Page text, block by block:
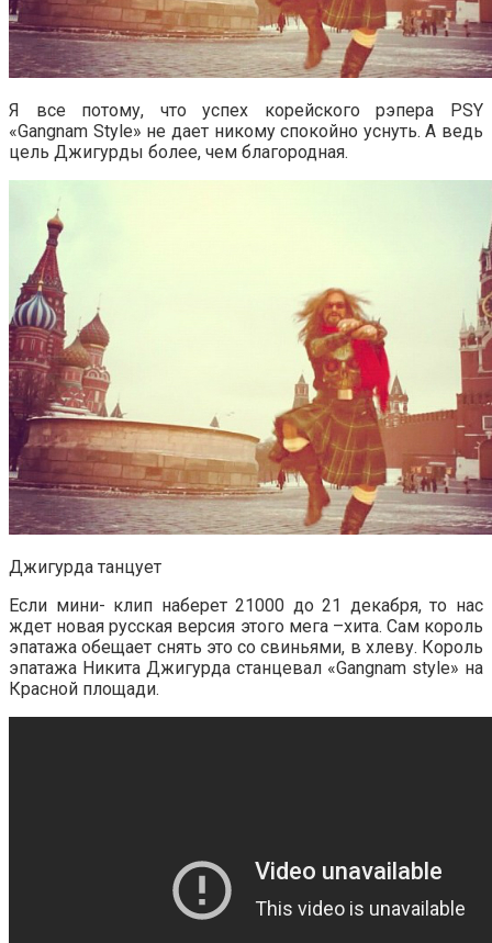
Я все потому, что успех корейского рэпера PSY
«Gangnam Style» не дает никому спокойно уснуть. А ведь
цель Джигурды более, чем благородная.
Джигурда танцует
Если мини- клип наберет 21000 до 21 декабря, то нас
ждет новая русская версия этого мега –хита. Сам король
эпатажа обещает снять это со свиньями, в хлеву. Король
эпатажа Никита Джигурда станцевал «Gangnam style» на
Красной площади.